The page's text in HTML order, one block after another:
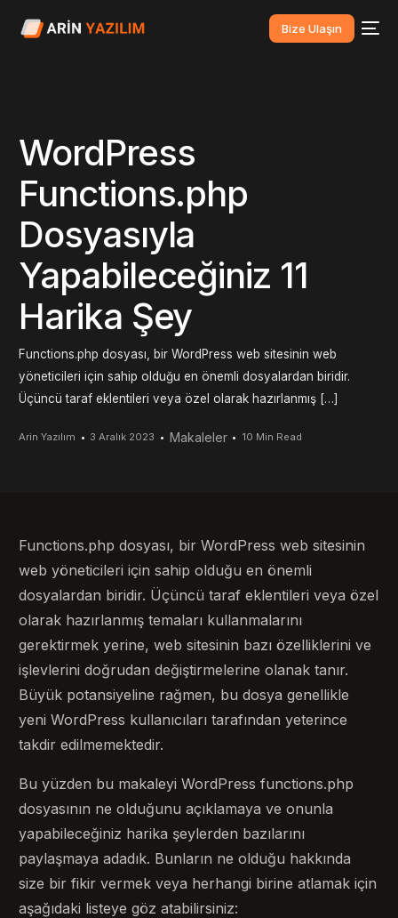
Bize Ulaşın
WordPress
Functions.php
Dosyasıyla
Yapabileceğiniz 11
Harika Şey
Functions.php dosyası, bir WordPress web sitesinin web
yöneticileri için sahip olduğu en önemli dosyalardan biridir.
Üçüncü taraf eklentileri veya özel olarak hazırlanmış […]
Arin Yazılım 3 Aralık 2023 Makaleler 10 Min Read
Functions.php dosyası, bir WordPress web sitesinin
web yöneticileri için sahip olduğu en önemli
dosyalardan biridir. Üçüncü taraf eklentileri veya özel
olarak hazırlanmış temaları kullanmalarını
gerektirmek yerine, web sitesinin bazı özelliklerini ve
işlevlerini doğrudan değiştirmelerine olanak tanır.
Büyük potansiyeline rağmen, bu dosya genellikle
yeni WordPress kullanıcıları tarafından yeterince
takdir edilmemektedir.
Bu yüzden bu makaleyi WordPress functions.php
dosyasının ne olduğunu açıklamaya ve onunla
yapabileceğiniz harika şeylerden bazılarını
paylaşmaya adadık. Bunların ne olduğu hakkında
size bir fikir vermek veya herhangi birine atlamak için
aşağıdaki listeye göz atabilirsiniz: